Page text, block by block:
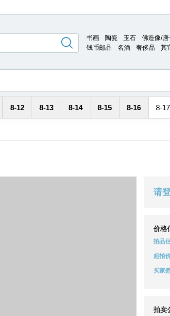
书画 陶瓷 玉石 佛造像/
钱币邮品
名酒 奢侈品 其
8-12 8-13 8-14 8-15 8-16 8-17
请
价格
拍品
起拍
买家
拍卖